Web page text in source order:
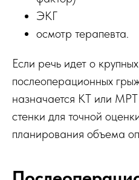
ЭКГ
осмотр терапевта.
Если речь идет о
послеоперационных
назначается КТ или
стенки для точной
планирования объема